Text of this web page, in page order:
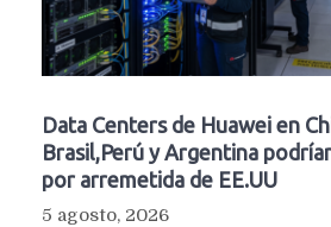
Data Centers de Huawei en
Brasil,Perú y Argentina
por arremetida de EE.UU
5 agosto, 2026